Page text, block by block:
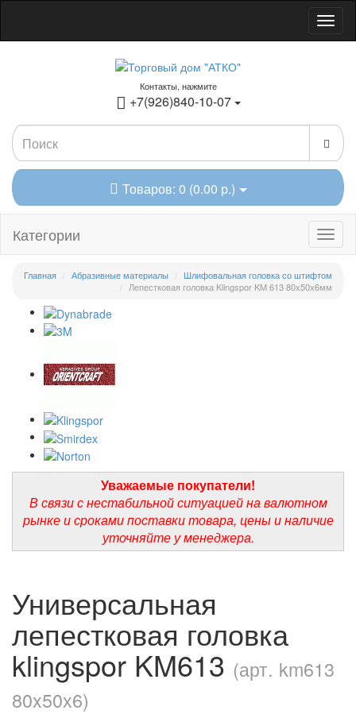
Контакты, нажмите
+7(926)840-10-07
Товаров: 0 (0.00 р.)
Категории
Главная Абразивные материалы
Шлифовальная головка со штифтом
Лепестковая головка Klingspor KM 613 80x50х6мм
Уважаемые покупатели!
В связи с нестабильной ситуацией на валютном
рынке и сроками поставки товара, цены и наличие
уточняйте у менеджера.
Универсальная
лепестковая головка
klingspor KM613 (арт. km613
80x50х6)